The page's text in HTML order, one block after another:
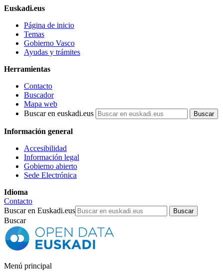
Euskadi.eus
Página de inicio
Temas
Gobierno Vasco
Ayudas y trámites
Herramientas
Contacto
Buscador
Mapa web
Buscar en euskadi.eus
Información general
Accesibilidad
Información legal
Gobierno abierto
Sede Electrónica
Idioma
Contacto
Buscar en Euskadi.eus
Buscar
Menú principal